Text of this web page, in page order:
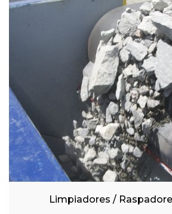
Limpiadores /